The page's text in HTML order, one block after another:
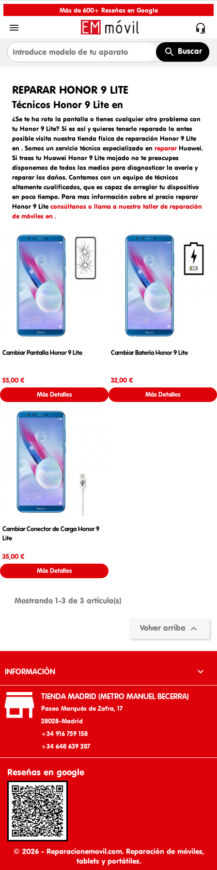
Más de 600+ Reseñas en Google
 
Buscar
REPARAR HONOR 9 LITE
Técnicos Honor 9 Lite en
¿Se te ha roto la pantalla o tienes cualquier otro problema con
tu Honor 9 Lite? Si es así y quieres tenerlo reparado lo antes
posible visita nuestra tienda física de reparación Honor 9 Lite
en . Somos un servicio técnico especializado en reparar Huawei.
Si traes tu Huawei Honor 9 Lite mojado no te preocupes
disponemos de todos los medios para diagnosticar la avería y
reparar los daños. Contamos con un equipo de técnicos
altamente cualificados, que es capaz de arreglar tu dispositivo
en poco tiempo. Para mas información sobre el precio reparar
Honor 9 Lite consúltanos o llama a nuestro taller de reparación
de móviles en .
Cambiar Pantalla Honor 9 Lite
55,00 €
Más Detalles
Cambiar Batería Honor 9 Lite
32,00 €
Más Detalles
Cambiar Conector de Carga Honor 9
Lite
35,00 €
Más Detalles
Mostrando 1-3 de 3 artículo(s)
Volver arriba 
INFORMACIÓN 
 TIENDA MADRID (METRO MANUEL BECERRA)
Paseo Marqués de Zafra, 17
28028-Madrid
+34 916 759 158
+34 648 639 287
Reseñas en google
© 2026 - Reparacionemovil.com. Reparación de móviles,
tablets y portátiles.